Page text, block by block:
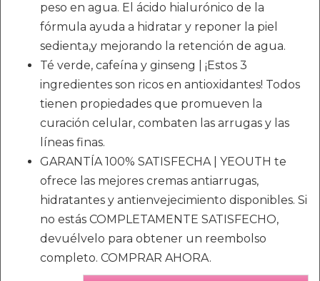
peso en agua. El ácido hialurónico de la
fórmula ayuda a hidratar y reponer la piel
sedienta,y mejorando la retención de agua.
Té verde, cafeína y ginseng | ¡Estos 3
ingredientes son ricos en antioxidantes! Todos
tienen propiedades que promueven la
curación celular, combaten las arrugas y las
líneas finas.
GARANTÍA 100% SATISFECHA | YEOUTH te
ofrece las mejores cremas antiarrugas,
hidratantes y antienvejecimiento disponibles. Si
no estás COMPLETAMENTE SATISFECHO,
devuélvelo para obtener un reembolso
completo. COMPRAR AHORA.